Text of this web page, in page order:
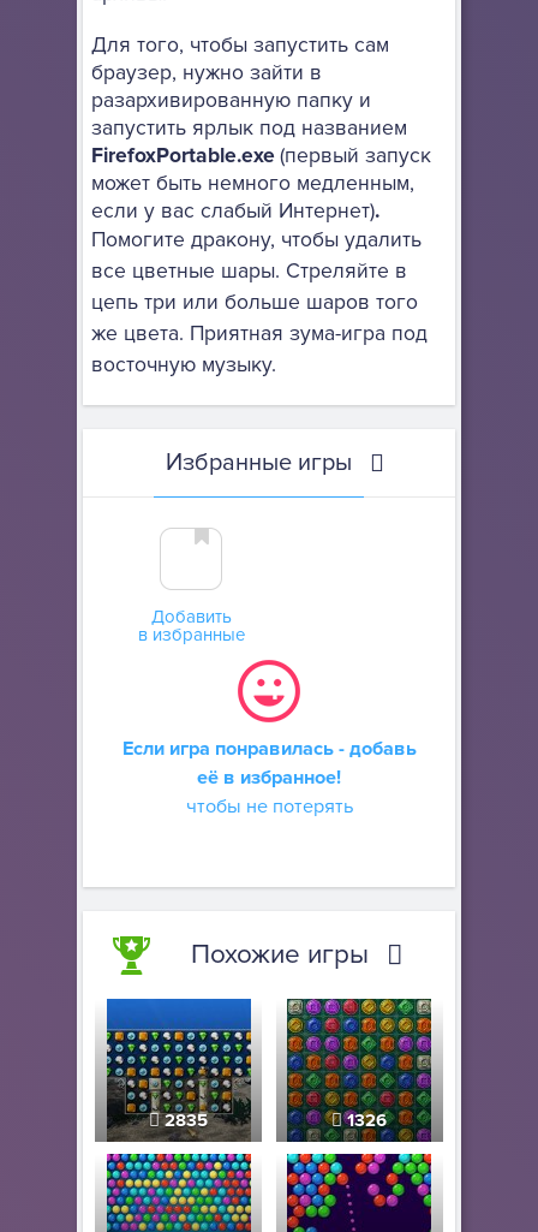
Для того, чтобы запустить сам
браузер, нужно зайти в
разархивированную папку и
запустить ярлык под названием
FirefoxPortable.exe(первый запуск
может быть немного медленным,
если у вас слабый Интернет).
Помогите дракону, чтобы удалить
все цветные шары. Стреляйте в
цепь три или больше шаров того
же цвета. Приятная зума-игра под
восточную музыку.
Избранные игры
Добавить
в избранные
Если игра понравилась - добавь
её в избранное!
чтобы не потерять
Похожие игры
2835 1326